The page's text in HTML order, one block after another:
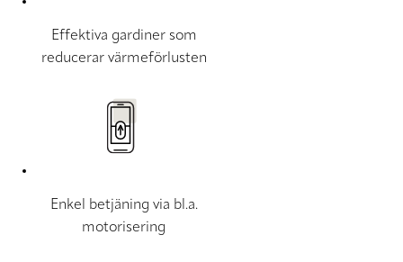
Effektiva gardiner som
reducerar värmeförlusten
Enkel betjäning via bl.a.
motorisering